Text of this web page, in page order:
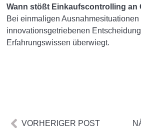
Wann stößt Einkaufscontrolling an
Bei einmaligen Ausnahmesituationen
innovationsgetriebenen
Erfahrungswissen überwiegt.
VORHERIGER POST